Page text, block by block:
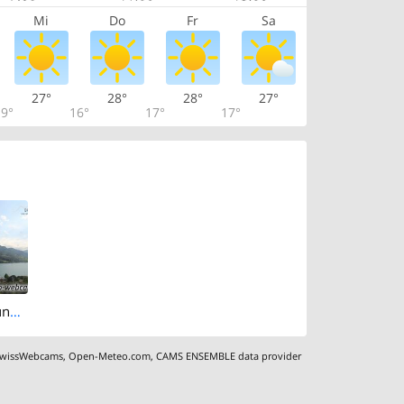
Mi Do Fr Sa
27°
16°
28°
17°
28°
17°
27°
Ingenbohl: Brunnen - Vierwaldstättersee - Blick nach Süden
,Open-Meteo.com,CAMS ENSEMBLE data provider